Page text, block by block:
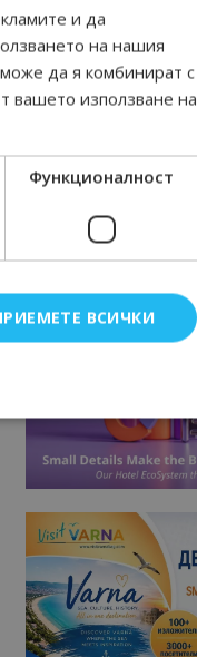
и да
на нашия
да я комбинират с
вашето използване на
Функционалност
ВСИЧКИ
влизане и
бисквитки.
да запомните съгласието
на бисквитки на сайта.